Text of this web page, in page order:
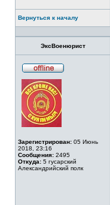
Вернуться к началу
ЭксВоенюрист
Зарегистрирован: 05 Июнь
2018, 23:16
Сообщения: 2495
Откуда: 5 гусарский
Александрийский полк